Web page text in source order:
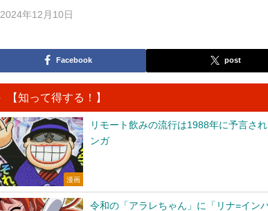
2024年12月10日
Facebook post
【知って得する！】
漫画
リモート飲みの流行は1988年に予言さ
ンガ
令和の「アラレちゃん」に「リナ=イ